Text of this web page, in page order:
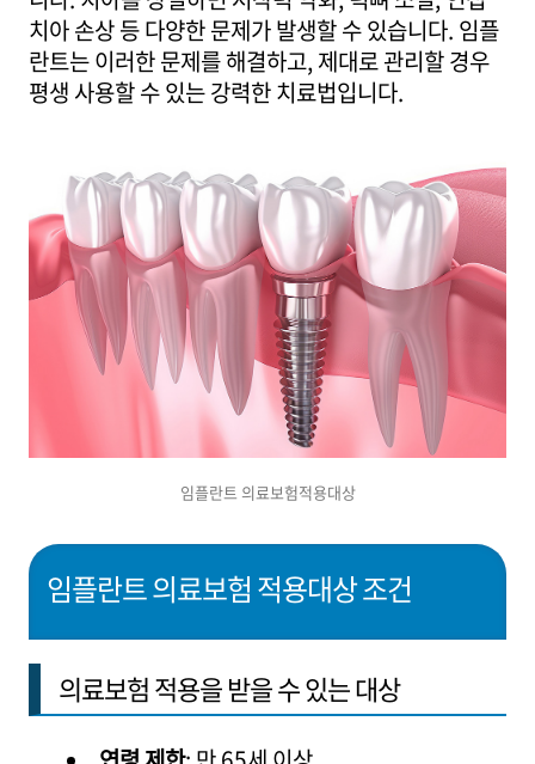
치아 손상 등 다양한 문제가 발생할 수 있습니다. 임플
란트는 이러한 문제를 해결하고, 제대로 관리할 경우
평생 사용할 수 있는 강력한 치료법입니다.
임플란트 의료보험적용대상
임플란트 의료보험 적용대상 조건
의료보험 적용을 받을 수 있는 대상